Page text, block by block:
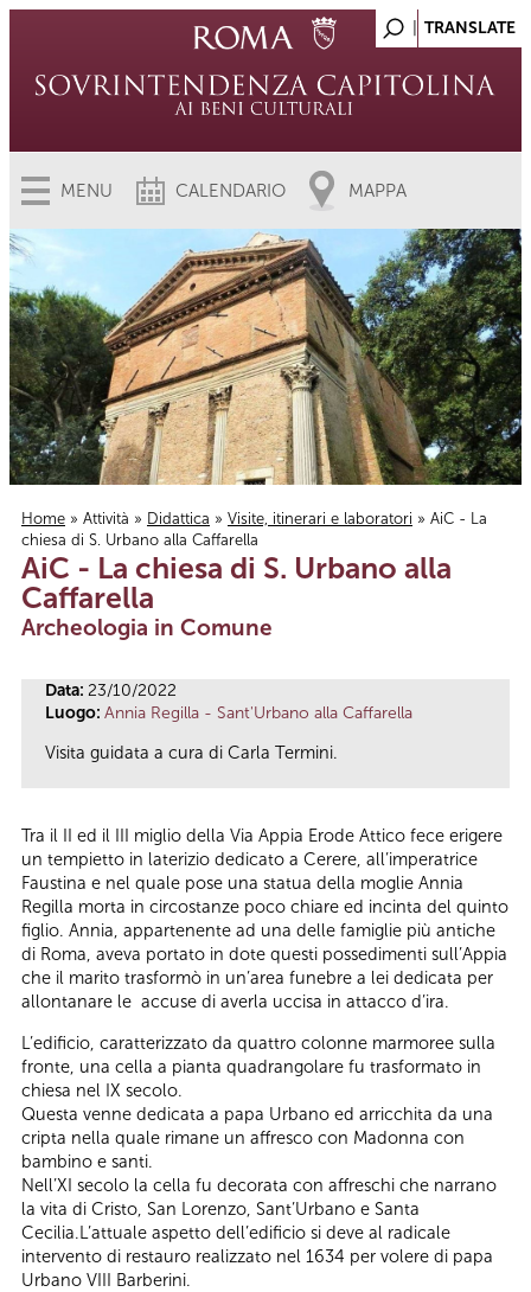
MENU CALENDARIO MAPPA
Tu sei qui
Home » Attività » Didattica » Visite, itinerari e laboratori » AiC - La
chiesa di S. Urbano alla Caffarella
AiC - La chiesa di S. Urbano alla
Caffarella
Archeologia in Comune
Data: 23/10/2022
Luogo: Annia Regilla - Sant'Urbano alla Caffarella
Visita guidata a cura di Carla Termini.
Tra il II ed il III miglio della Via Appia Erode Attico fece erigere
un tempietto in laterizio dedicato a Cerere, all’imperatrice
Faustina e nel quale pose una statua della moglie Annia
Regilla morta in circostanze poco chiare ed incinta del quinto
figlio. Annia, appartenente ad una delle famiglie più antiche
di Roma, aveva portato in dote questi possedimenti sull’Appia
che il marito trasformò in un’area funebre a lei dedicata per
allontanare le accuse di averla uccisa in attacco d’ira.
L’edificio, caratterizzato da quattro colonne marmoree sulla
fronte, una cella a pianta quadrangolare fu trasformato in
chiesa nel IX secolo.
Questa venne dedicata a papa Urbano ed arricchita da una
cripta nella quale rimane un affresco con Madonna con
bambino e santi.
Nell’XI secolo la cella fu decorata con affreschi che narrano
la vita di Cristo, San Lorenzo, Sant’Urbano e Santa
Cecilia.L’attuale aspetto dell’edificio si deve al radicale
intervento di restauro realizzato nel 1634 per volere di papa
Urbano VIII Barberini.